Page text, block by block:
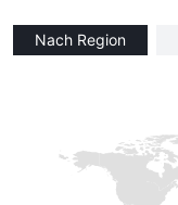
Nach Region